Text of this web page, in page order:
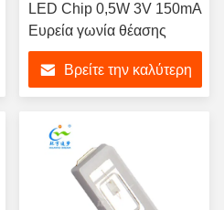
LED Chip 0,5W 3V 150mA
Ευρεία γωνία θέασης
Βρείτε την καλύτερη